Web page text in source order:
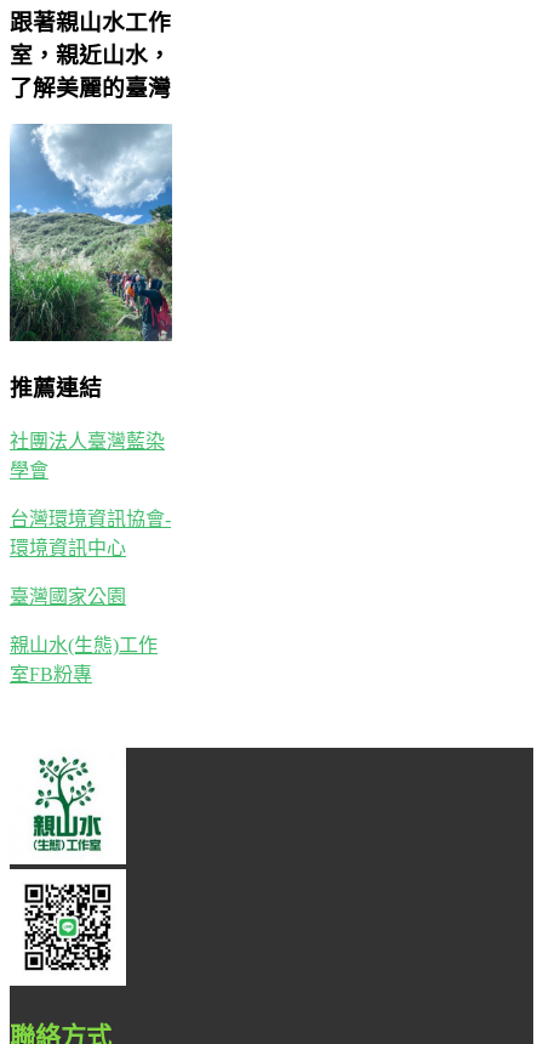
跟著親山水工作
室，親近山水，
了解美麗的臺灣
推薦連結
社團法人臺灣藍染
學會
台灣環境資訊協會-
環境資訊中心
臺灣國家公園
親山水(生態)工作
室FB粉專
聯絡方式